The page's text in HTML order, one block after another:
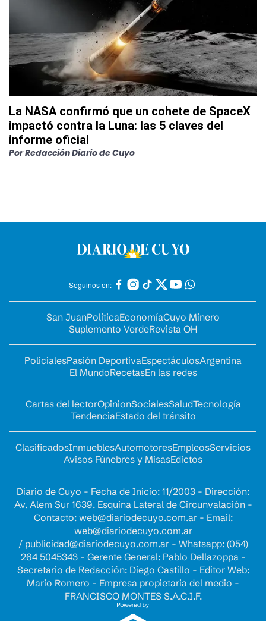
La NASA confirmó que un cohete de SpaceX
impactó contra la Luna: las 5 claves del
informe oficial
PorRedacción Diario de Cuyo
Seguinos en:
San JuanPolíticaEconomíaCuyo Minero
Suplemento VerdeRevista OH
PolicialesPasión DeportivaEspectáculosArgentina
El MundoRecetasEn las redes
Cartas del lectorOpinionSocialesSaludTecnología
TendenciaEstado del tránsito
ClasificadosInmueblesAutomotoresEmpleosServicios
Avisos Fúnebres y MisasEdictos
Diario de Cuyo - Fecha de Inicio: 11/2003 - Dirección:
Av. Alem Sur 1639. Esquina Lateral de Circunvalación -
Contacto: web@diariodecuyo.com.ar- Email:
web@diariodecuyo.com.ar
/ publicidad@diariodecuyo.com.ar- Whatsapp: (054)
264 5045343 - Gerente General: Pablo Dellazoppa -
Secretario de Redacción: Diego Castillo - Editor Web:
Mario Romero - Empresa propietaria del medio -
FRANCISCO MONTES S.A.C.I.F.